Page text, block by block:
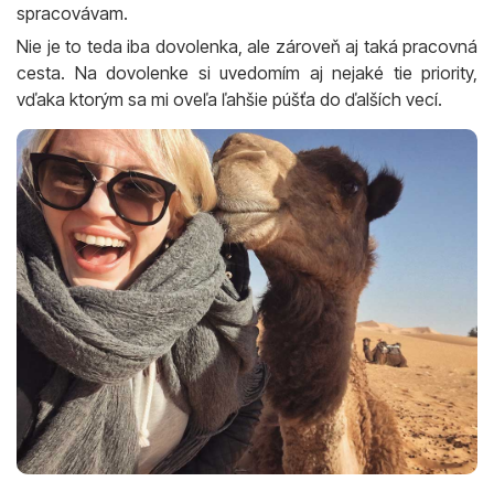
spracovávam.
Nie je to teda iba dovolenka, ale zároveň aj taká pracovná
cesta. Na dovolenke si uvedomím aj nejaké tie priority,
vďaka ktorým sa mi oveľa ľahšie púšťa do ďalších vecí.